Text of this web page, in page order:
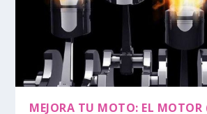
MEJORA TU MOTO: EL MOTOR